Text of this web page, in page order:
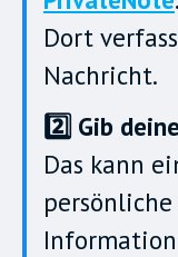
Dort
Nachricht.
2️⃣ Gib
Das kann